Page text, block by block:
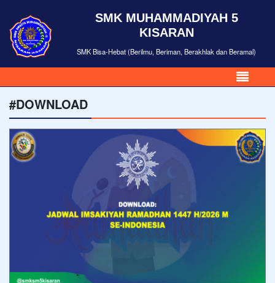
SMK MUHAMMADIYAH 5
KISARAN
SMK Bisa-Hebat (Berilmu, Beriman, Berakhlak dan Beramal)
#DOWNLOAD